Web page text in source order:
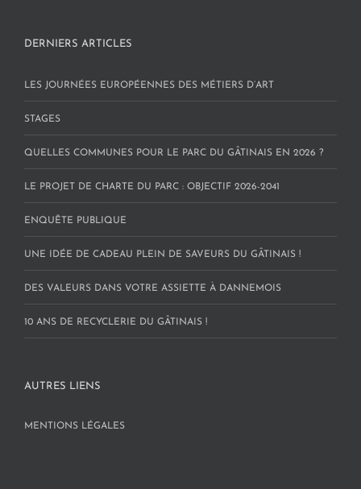
DERNIERS ARTICLES
LES JOURNÉES EUROPÉENNES DES MÉTIERS D’ART
STAGES
QUELLES COMMUNES POUR LE PARC DU GÂTINAIS EN 2026 ?
LE PROJET DE CHARTE DU PARC : OBJECTIF 2026-2041
ENQUÊTE PUBLIQUE
UNE IDÉE DE CADEAU PLEIN DE SAVEURS DU GÂTINAIS !
DES VALEURS DANS VOTRE ASSIETTE À DANNEMOIS
10 ANS DE RECYCLERIE DU GÂTINAIS !
AUTRES LIENS
MENTIONS LÉGALES